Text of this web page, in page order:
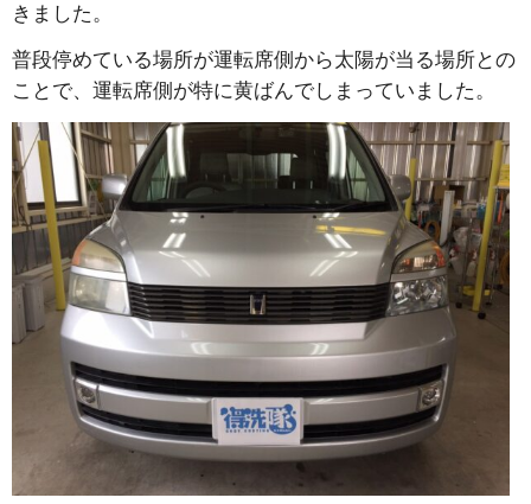
きました。
普段停めている場所が運転席側から太陽が当る場所との
ことで、運転席側が特に黄ばんでしまっていました。